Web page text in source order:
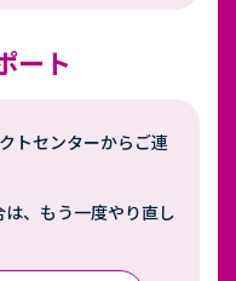
ート
トセンターからご連
、もう一度やり直し